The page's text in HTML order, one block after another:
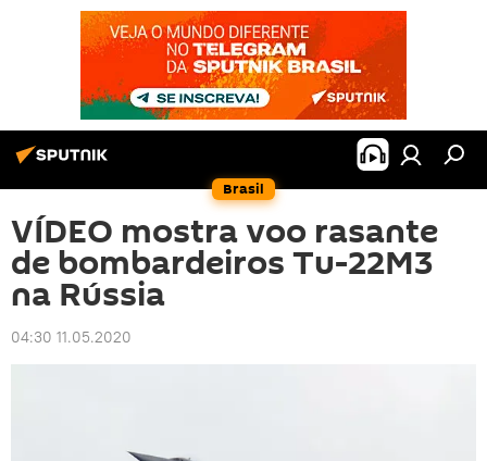
Brasil
VÍDEO mostra voo rasante
de bombardeiros Tu-22M3
na Rússia
04:30 11.05.2020